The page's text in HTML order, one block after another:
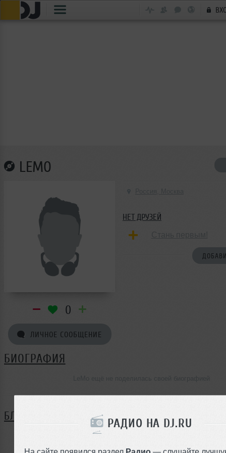
РАДИО НА DJ.RU
На сайте появился раздел Радио — слушайте
LEMO
0
ЛИЧНОЕ СООБЩЕНИЕ
НЕТ ДРУЗЕЙ
БИОГРАФИЯ
БЛОГ